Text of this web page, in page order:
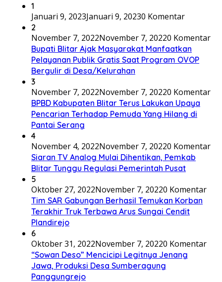
1
Januari 9, 2023Januari 9, 20230 Komentar
2
November 7, 2022November 7, 20220 Komentar
Bupati Blitar Ajak Masyarakat Manfaatkan
Pelayanan Publik Gratis Saat Program OVOP
Bergulir di Desa/Kelurahan
3
November 7, 2022November 7, 20220 Komentar
BPBD Kabupaten Blitar Terus Lakukan Upaya
Pencarian Terhadap Pemuda Yang Hilang di
Pantai Serang
4
November 4, 2022November 7, 20220 Komentar
Siaran TV Analog Mulai Dihentikan, Pemkab
Blitar Tunggu Regulasi Pemerintah Pusat
5
Oktober 27, 2022November 7, 20220 Komentar
Tim SAR Gabungan Berhasil Temukan Korban
Terakhir Truk Terbawa Arus Sungai Cendit
Plandirejo
6
Oktober 31, 2022November 7, 20220 Komentar
“Sowan Deso” Mencicipi Legitnya Jenang
Jawa, Produksi Desa Sumberagung
Panggungrejo